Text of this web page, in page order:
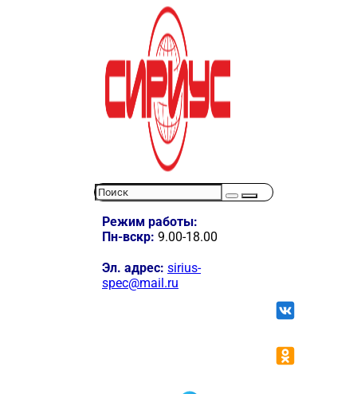
Режим работы:
Пн-вскр: 9.00-18.00
Эл. адрес: sirius-
spec@mail.ru